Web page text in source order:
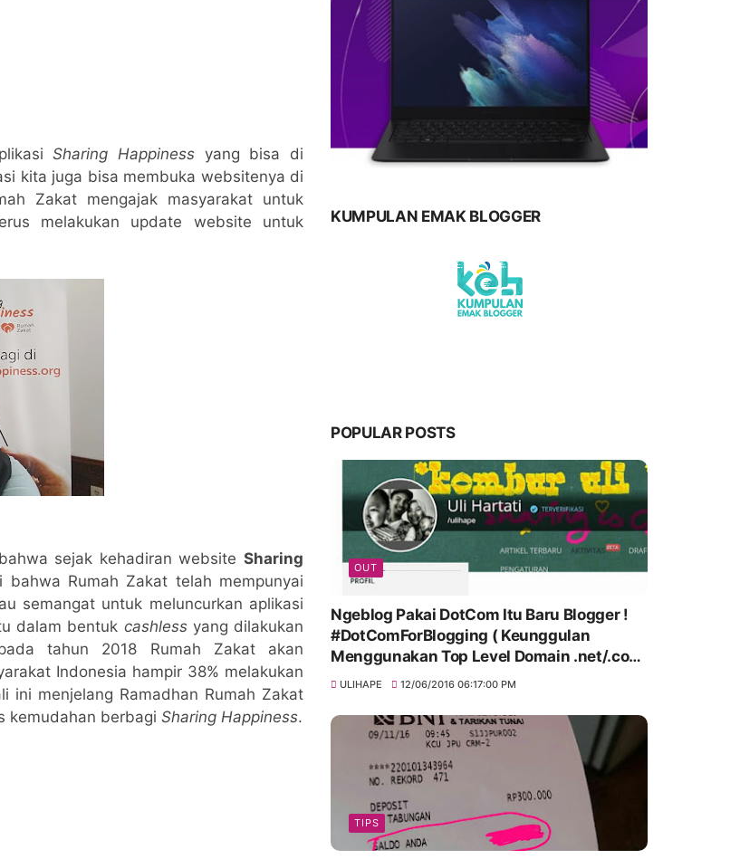
Sharing Happiness yang bisa di
kita juga bisa membuka websitenya di
Zakat mengajak masyarakat untuk
melakukan update website untuk
sejak kehadiran website Sharing
Rumah Zakat telah mempunyai
semangat untuk meluncurkan aplikasi
dalam bentuk cashlessyang dilakukan
tahun 2018 Rumah Zakat akan
Indonesia hampir 38% melakukan
ini menjelang Ramadhan Rumah Zakat
kemudahan berbagi Sharing Happiness.
KUMPULAN EMAK BLOGGER
POPULAR POSTS
OUT
Ngeblog Pakai DotCom Itu Baru Blogger !
#DotComForBlogging ( Keunggulan
Menggunakan Top Level Domain .net/.com
) ULIHAPE 12/06/2016 06:17:00 PM
TIPS